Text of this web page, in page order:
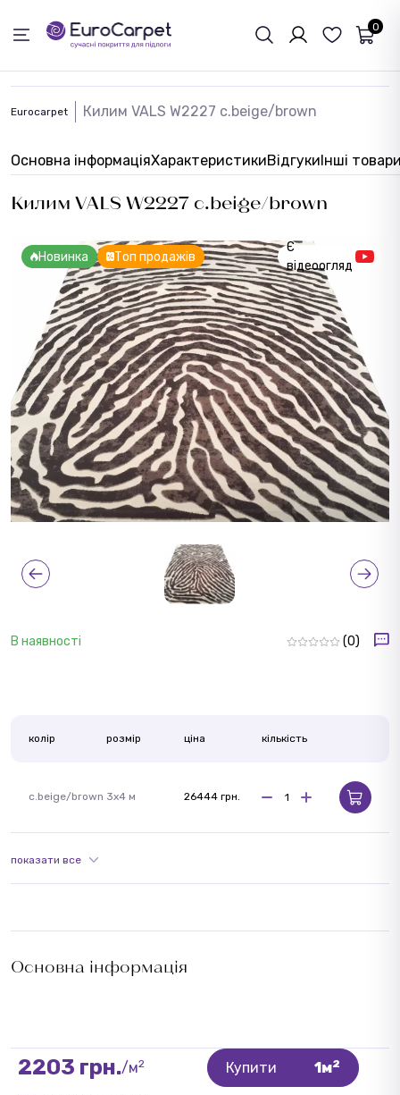
0
Eurocarpet Килим VALS W2227 c.beige/brown
Основна інформаціяХарактеристикиВідгукиІнші
Килим VALS W2227 c.beige/brown
Новинка Топ продажів
Є
відеоогляд
Основна інформація
В наявності (0)
колір розмір ціна кількість
c.beige/brown 3x4 м 26444 грн.
показати все
2203 грн./м2 Купити 1м2
ЗВОРОТНІЙ ЗВЯЗОК